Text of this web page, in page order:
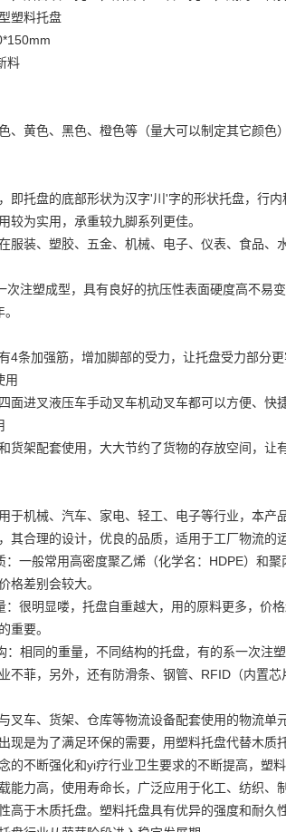
塑料托盘
料
、黄色、黑色、橙色等（量大可以制定其它颜色）
即托盘的底部形状为汉字'川'字的形状托盘，行
较为实用，承重较九脚系列更佳。
服装、塑胶、五金、机械、电子、仪表、食品
次注塑成型，具有良好的抗压性表面硬度高不易
4条加强筋，增加脚部的受力，让托盘受力部分
用
面进叉液压车手动叉车机动叉车都可以方便、快
货架配套使用，大大节约了货物的存放空间，
于机械、汽车、家电、轻工、电子等行业，本
其合理的设计，优良的品质，适用于工厂物流的
：一般常用高密度聚乙烯（化学名：HDPE）和
格差别会较大。
：很明显喽，托盘自重越大，用的原料更多，价
重要。
：相同的重量，不同结构的托盘，有的系一次注
不菲，另外，还有防滑条、钢管、RFID（内置
叉车、货架、仓库等物流设备配套使用的物流
现是为了满足环保的需要，用塑料托盘代替木质
的不断强化和yi疗行业卫生要求的不断提高，塑
能力高，使用寿命长，广泛应用于化工、纺织
高于木质托盘。塑料托盘具有优异的强度和耐久